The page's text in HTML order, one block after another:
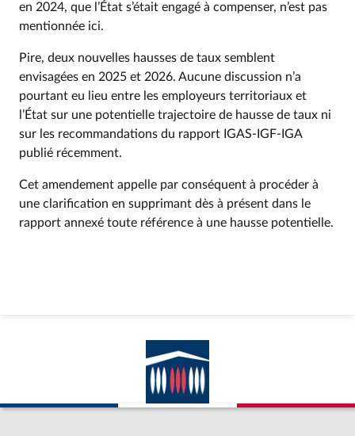
en 2024, que l’État s’était engagé à compenser, n’est pas
mentionnée ici.
Pire, deux nouvelles hausses de taux semblent
envisagées en 2025 et 2026. Aucune discussion n’a
pourtant eu lieu entre les employeurs territoriaux et
l’État sur une potentielle trajectoire de hausse de taux ni
sur les recommandations du rapport IGAS-IGF-IGA
publié récemment.
Cet amendement appelle par conséquent à procéder à
une clarification en supprimant dès à présent dans le
rapport annexé toute référence à une hausse potentielle.